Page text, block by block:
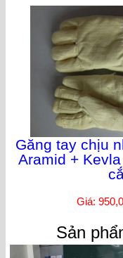
Găng tay chịu
Aramid +
Giá:
Sản